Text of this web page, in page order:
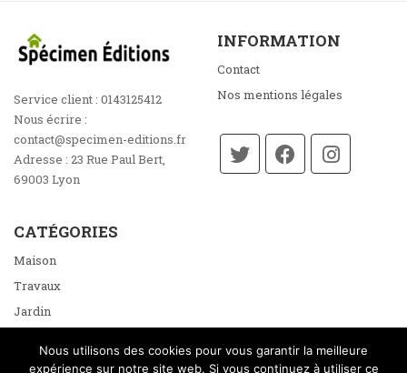
Service client : 0143125412
Nous écrire :
contact@specimen-editions.fr
Adresse : 23 Rue Paul Bert,
69003 Lyon
INFORMATION
Contact
Nos mentions légales
CATÉGORIES
Maison
Travaux
Jardin
Loisirs
Nous utilisons des cookies pour vous garantir la meilleure
expérience sur notre site web. Si vous continuez à utiliser ce